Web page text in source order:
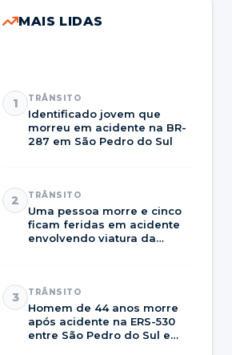
MAIS LIDAS
1 TRÂNSITO
Identificado jovem que
morreu em acidente na BR-
287 em São Pedro do Sul
2 TRÂNSITO
Uma pessoa morre e cinco
ficam feridas em acidente
envolvendo viatura da
3 TRÂNSITO
Homem de 44 anos morre
após acidente na ERS-530
entre São Pedro do Sul e